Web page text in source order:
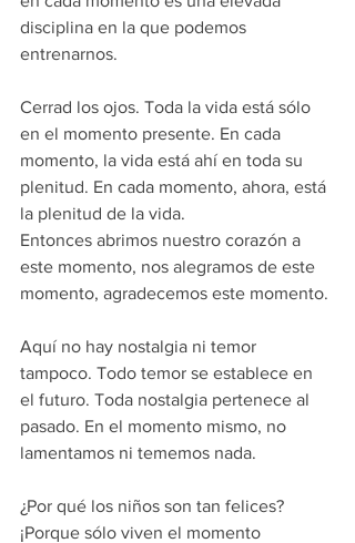
disciplina en la que podemos
entrenarnos.
Cerrad los ojos. Toda la vida está sólo
en el momento presente. En cada
momento, la vida está ahí en toda su
plenitud. En cada momento, ahora, está
la plenitud de la vida.
Entonces abrimos nuestro corazón a
este momento, nos alegramos de este
momento, agradecemos este momento.
Aquí no hay nostalgia ni temor
tampoco. Todo temor se establece en
el futuro. Toda nostalgia pertenece al
pasado. En el momento mismo, no
lamentamos ni tememos nada.
¿Por qué los niños son tan felices?
¡Porque sólo viven el momento